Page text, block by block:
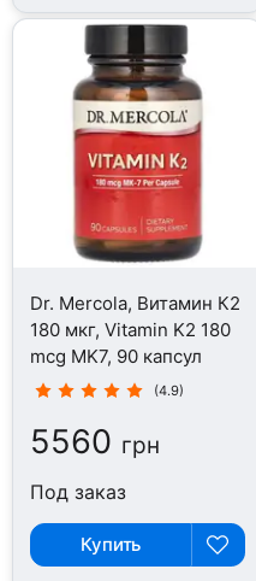
Dr. Mercola, Витамин К2
180 мкг, Vitamin K2 180
mcg MK7, 90 капсул
(4.9)
5560 грн
Под заказ
Купить